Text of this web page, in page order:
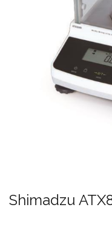
Shimadzu